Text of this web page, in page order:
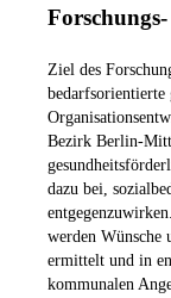
Ziel des
bedarfsorientierte
Bezirk Berlin-
dazu bei,
werden Wünsche
ermittelt und in
kommunalen